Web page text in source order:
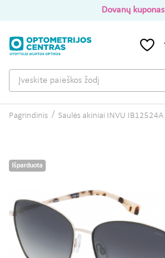
Dovanų kuponas
Pagrindinis Saulės akiniai INVU IB12524A
Išparduota